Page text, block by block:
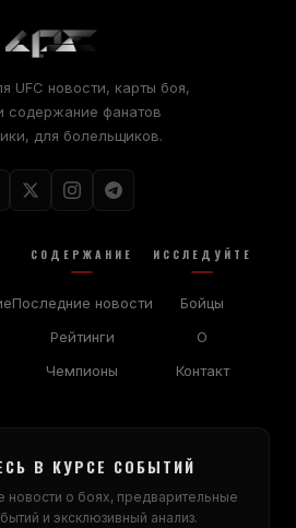
UFC новости, карты боя,
содержание фанатов
для болельщиков.
СОДЕРЖАНИЕ
Последние новости
Рейтинги
Чемпионы
ИССЛЕДУЙТЕ
Бойцы
О
Контакт
В КУРСЕ СОБЫТИЙ
новости о боях, предварительные
и эксклюзивный анализ.